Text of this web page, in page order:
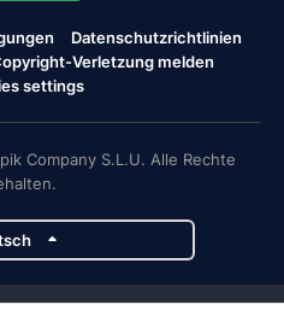
Datenschutzrichtlinien
Verletzung melden
settings
Company S.L.U. Alle Rechte